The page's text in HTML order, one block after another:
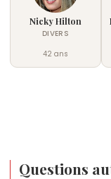
Nicky Hilton
DIVERS
42 ans
Questions